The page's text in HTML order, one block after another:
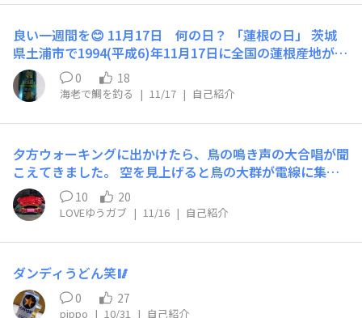
間かかるよね、と思いきや案外早く呼ばれたのですが。
そこには、 長 男 の 名 前 が ！！ やっちまっ
た……。 あ？て事は同じ袋に入ってたお薬手帳も、 ……
長男の、だ……。 昨日の夜確認して入れたじゃん、自
分？？？ 幸い今日は次男が家に居て（長男も居たけど、
全く役に立たない）、私の保険証の写真のLINE送付とコ
ピーのFAX送信、ここしばらくのお薬手帳の内容も送って
もらい、事なきを得ました。 そんなハプニングがありつ
つも、予約に間に合う時間に初診受付が終わり、受診課の
受付へ。 そこでも、今日は混んでいるので〜と言われた
わりには早く名前を呼ばれ、診察してもらったり採血した
週まで様子見になり次の予約を入れて終了しました。 け
ど「今までよりちょっと強めのお薬」出るの三回目ですし
ね？ そんなにも上には上があるんですか、お薬って。 次
良い一週間を😊 11月17日 何の日？ 「蓮根の日」 茨城
県土浦市で1994(平成6)年11月17日に全国の蓮根産地が集
まって開催された「蓮根サミット」で制定。 👕「日本製
肌着の日」 「いい(11)イ(1)ンナー(7)」の語呂合わせ。
⚾️「ドラフト記念日」🏏 1965(昭和40)年11月17日、第1
回プロ野球新人選択会議(ドラフト会議)が開かれた。 ☖
江戸時代、将棋好きの8代将軍徳川吉宗が、1716年から旧
暦の11月17日を🏯「お城将棋の日」とし、年に1回の御前
対局を制度化した。 「島原防災の日」 長崎県島原市が制
定。 1990(平成2)年11月17日、雲仙普賢岳が約200年ぶり
に東京で開催された国際肺癌学会で制定。🇺🇸アメリカで
11月第3週が🚬「たばこ警告週間」となっていることか
ら。 1869(明治2)年11月17日、地中海と紅海を結ぶスエ
ズ運河が開通。 毎月17日 🦊「いなりの日」 株式会社みす
0 18
海老で鯛を釣る | 11/17 | 自己紹介
夕方ウォーキングに出かけたら、鳥の鳴き声の大合唱が聞
こえてきました。 空を見上げると鳥の大群が電線に集ま
ってきていました。 あの下を歩いたら、きっとね・・・
😭 思わずヒッチコックの映画「鳥」を思い出しました。
鳥が居ない時と比べたら凄さが分かりますよね。
10 20
LOVEゆうガブ | 11/16 | 自己紹介
ダンディうどん笑🥢
0 27
pippo | 10/31 | 自己紹介